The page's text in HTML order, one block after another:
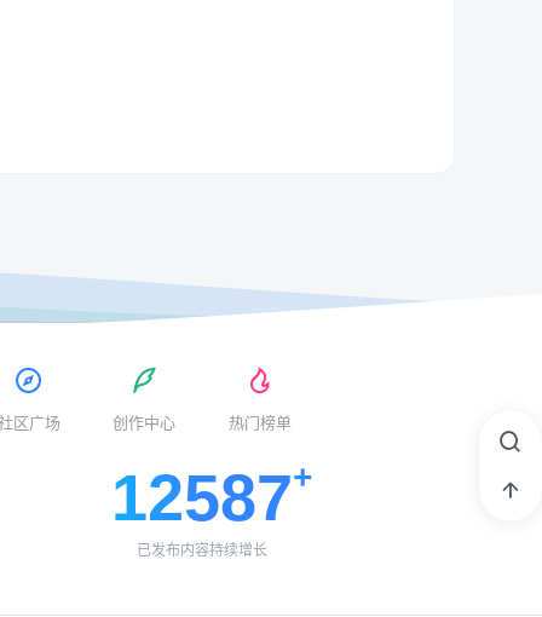
区广场 创作中心 热门榜单
12587
已发布内容持续增长